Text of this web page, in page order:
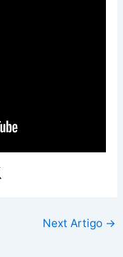
Next Artigo →